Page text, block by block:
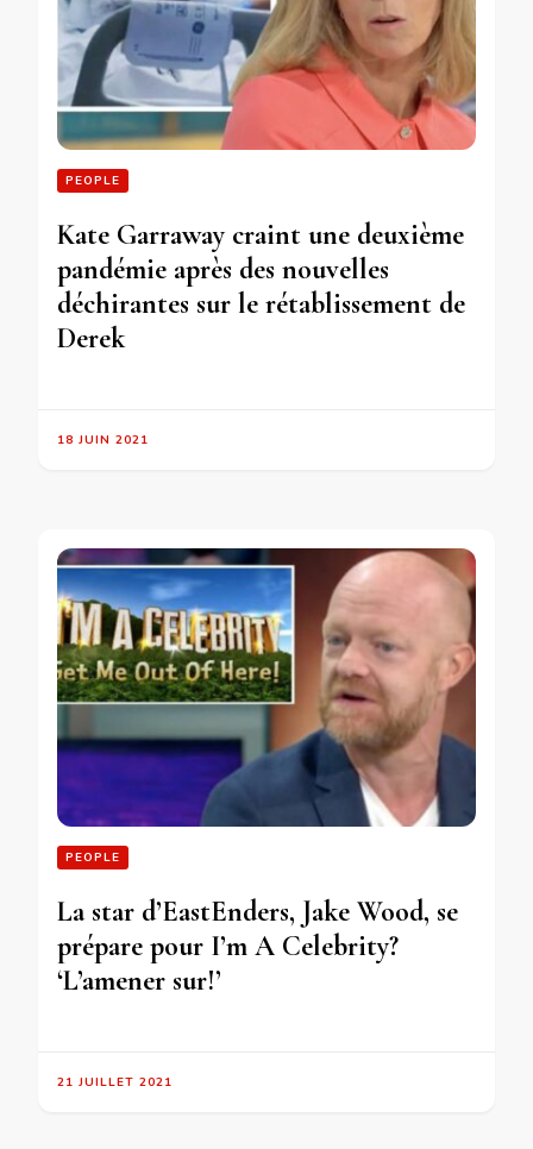
PEOPLE
Kate Garraway craint une deuxième
pandémie après des nouvelles
déchirantes sur le rétablissement de
Derek
18 JUIN 2021
PEOPLE
La star d’EastEnders, Jake Wood, se
prépare pour I’m A Celebrity?
‘L’amener sur!’
21 JUILLET 2021